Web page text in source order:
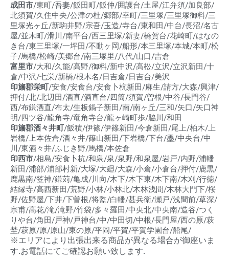
成田市/東町/吾妻/飯田町/飯仲/囲護台/土屋/江弁須/加良部/
北須賀/久住中央/公津の杜/郷部/幸町/三里塚/三里塚御料/三
里塚光ヶ丘/新駒井野/宗吾/玉造/寺台/東和田/中台/長沼/名古
屋/並木町/滑川/南平台/西三里塚/新妻/橋賀台/花崎町/はなの
き台/東三里塚/一坪田/不動ヶ岡/船形/本三里塚/本城/本町/松
子/馬橋/松崎/美郷台/南三塚里/八代/山口/吉倉
富里市/大和/久能/高野/御料/新中沢/高松/立沢/立沢新田/十
倉/中沢/七栄/新橋/根木名/日吉倉/日吉台/美沢
印旛郡栄町/安食/安食台/安食卜杭新田/麻生/請方/大森/興津/
押付/北/北辺田/酒直/酒直台/四筒/須賀/曽根/中谷/長門谷/
西/布鎌酒直/布太/生板鍋子新田/南/南ヶ丘/三和/矢口/矢口神
明/四ツ谷/龍角寺/竜角寺台/龍ヶ崎町歩/脇川/和田
印旛郡酒々井町/飯積/伊篠/伊篠新田/今倉新田/尾上/柏木/上
岩橋/上本佐倉/酒々井/篠山新田/下岩橋/下台/墨/中央台/中
川/東酒々井/ふじき野/馬橋/本佐倉
印西市/相島/安食卜杭/和泉/泉/泉野/和泉屋/岩戸/内野/浦幡
新田/浦部/浦部村新/大塚/大廻/大森/小倉/小倉台/押付/鹿黒/
鹿黒南/笠神/鎌苅/亀成/川向/木下/木下東/木下南/木刈/行徳/
結縁寺/高西新田/荒野/小林/小林北/木林浅間/木林大門下/桜
野/佐野屋/下井/下曽根/将監/白幡/甚兵衛/瀬戸/浅間前/草深/
宗甫/高花/滝/滝野/竹袋/多々羅田/中央北/中央南/造谷/つく
りや台/角田/戸神/戸神台/中/中田切/中根/長門屋/西の原/萩
埜/萩原/原/原山/東の原/平岡/平賀/平賀学園台/船尾/
※エリアにより出張出来る商品が異なる場合が御座いま
す.お電話にてご確認お願い致します.